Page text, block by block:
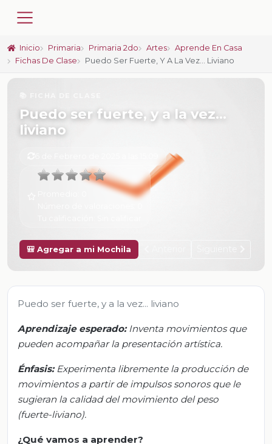
Inicio Primaria Primaria 2do Artes
Aprende En Casa
Fichas De Clase
Puedo Ser Fuerte, Y A La Vez... Liviano
Puedo ser fuerte, y a la vez...
liviano
🎒 Agregar a mi Mochila
Puedo ser fuerte, y a la vez... liviano
Aprendizaje esperado:Inventa movimientos que
pueden acompañar la presentación artística.
Énfasis:Experimenta libremente la producción de
movimientos a partir de impulsos sonoros que le
sugieran la calidad del movimiento del peso
(fuerte-liviano).
¿Qué vamos a aprender?